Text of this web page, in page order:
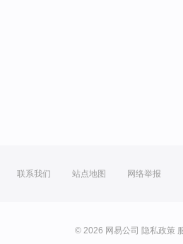
联系我们 站点地图 网络举报
© 2026 网易公司 隐私政策